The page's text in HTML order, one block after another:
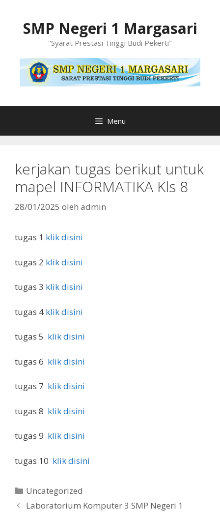
SMP Negeri 1 Margasari
"Syarat Prestasi Tinggi Budi Pekerti"
Menu
kerjakan tugas berikut untuk
mapel INFORMATIKA Kls 8
28/01/2025 oleh admin
tugas 1 klik disini
tugas 2 klik disini
tugas 3 klik disini
tugas 4 klik disini
tugas 5 klik disini
tugas 6 klik disini
tugas 7 klik disini
tugas 8 klik disini
tugas 9 klik disini
tugas 10 klik disini
Kategori
Uncategorized
Laboratorium Komputer 3 SMP Negeri 1